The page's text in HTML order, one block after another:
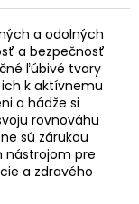
a odolných
a bezpečnosť
ľúbivé tvary
k aktívnemu
a hádže si
rovnováhu
sú zárukou
nástrojom pre
a zdravého